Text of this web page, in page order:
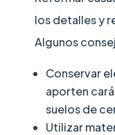
los detalles y
Algunos
Conservar
aporten
suelos de
Utilizar